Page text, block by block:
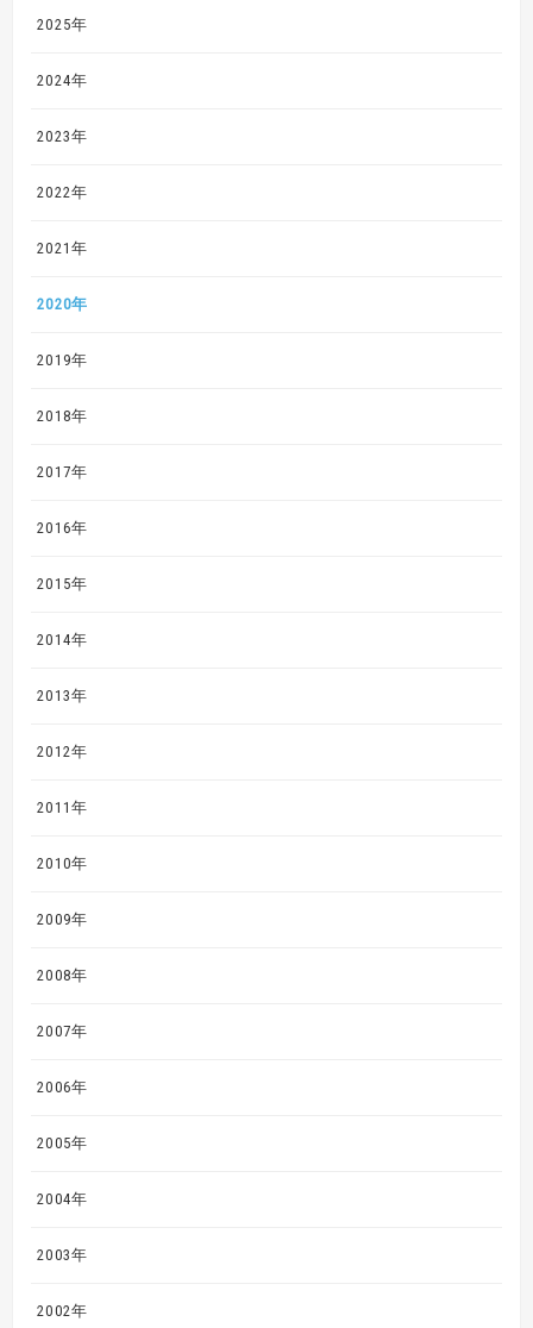
2025年
2024年
2023年
2022年
2021年
2020年
2019年
2018年
2017年
2016年
2015年
2014年
2013年
2012年
2011年
2010年
2009年
2008年
2007年
2006年
2005年
2004年
2003年
2002年